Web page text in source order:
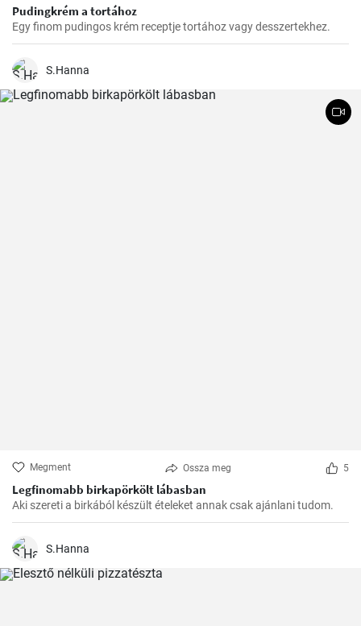
Pudingkrém a tortához
Egy finom pudingos krém receptje tortához vagy desszertekhez.
S.Hanna
Megment Ossza meg 5
Legfinomabb birkapörkölt lábasban
Aki szereti a birkából készült ételeket annak csak ajánlani tudom.
S.Hanna